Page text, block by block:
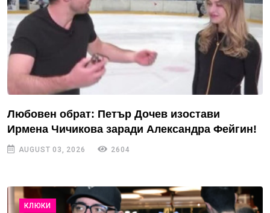
Любовен обрат: Петър Дочев изостави
Ирмена Чичикова заради Александра Фейгин!
AUGUST 03, 2026 2604
КЛЮКИ